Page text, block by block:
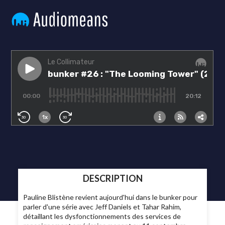
DESCRIPTION
Pauline Blistène revient aujourd'hui dans le bunker pour
parler d'une série avec Jeff Daniels et Tahar Rahim,
détaillant les dysfonctionnements des services de